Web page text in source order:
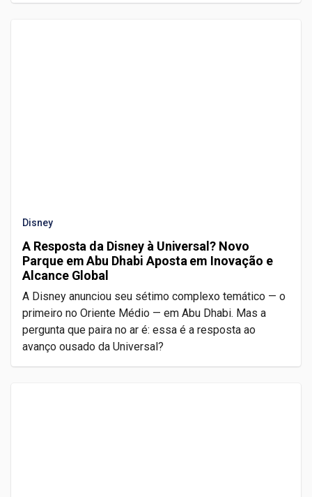
Disney
A Resposta da Disney à Universal? Novo
Parque em Abu Dhabi Aposta em Inovação e
Alcance Global
A Disney anunciou seu sétimo complexo temático — o
primeiro no Oriente Médio — em Abu Dhabi. Mas a
pergunta que paira no ar é: essa é a resposta ao
avanço ousado da Universal?